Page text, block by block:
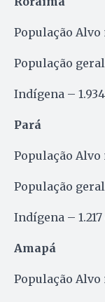
População Alvo
População
Indígena –
Pará
População Alvo
População geral
Indígena –
Amapá
População Alvo